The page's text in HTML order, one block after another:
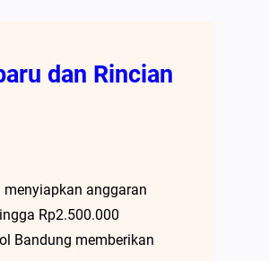
dan Rincian
anggaran
Rp2.500.000
Bandung memberikan